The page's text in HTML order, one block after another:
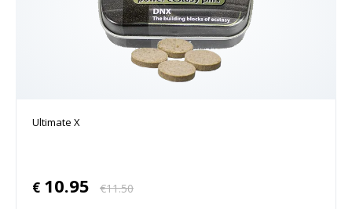
Ultimate X
€ 10.95 €11.50